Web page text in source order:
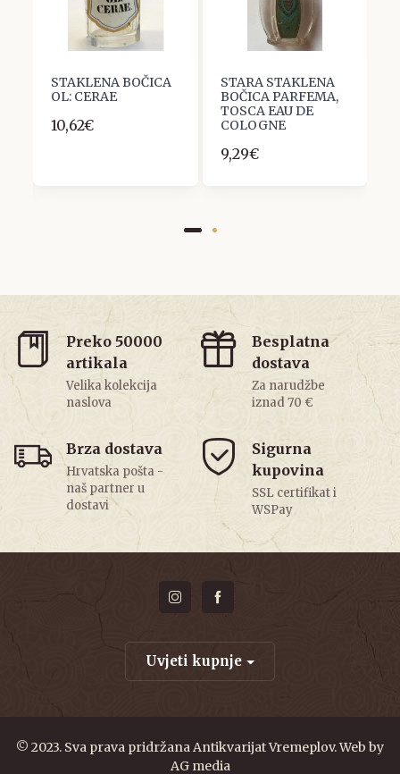
STAKLENA BOČICA
OL: CERAE
10,62€
STARA STAKLENA
BOČICA PARFEMA,
TOSCA EAU DE
COLOGNE
9,29€
Preko 50000
artikala
Velika kolekcija
naslova
Besplatna
dostava
Za narudžbe
iznad 70 €
Brza dostava
Hrvatska pošta -
naš partner u
dostavi
Sigurna
kupovina
SSL certifikat i
WSPay
Uvjeti kupnje
© 2023. Sva prava pridržana Antikvarijat Vremeplov. Web by
AG media